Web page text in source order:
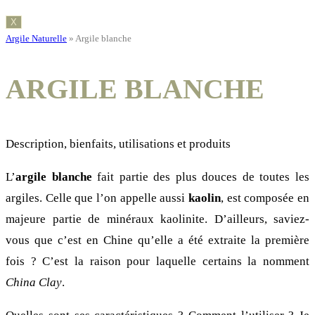
X
Argile Naturelle » Argile blanche
ARGILE BLANCHE
Description, bienfaits, utilisations et produits
L’argile blanche fait partie des plus douces de toutes les
argiles. Celle que l’on appelle aussi kaolin, est composée en
majeure partie de minéraux kaolinite. D’ailleurs, saviez-
vous que c’est en Chine qu’elle a été extraite la première
fois ? C’est la raison pour laquelle certains la nomment
China Clay.